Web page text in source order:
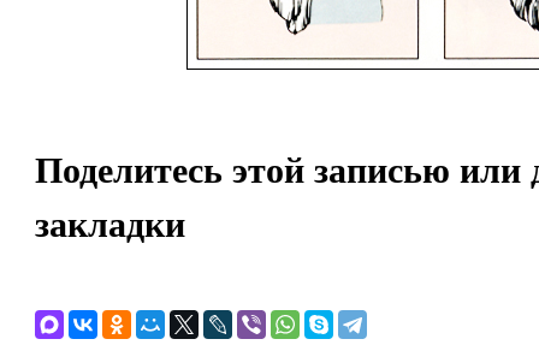
Поделитесь этой записью или
закладки